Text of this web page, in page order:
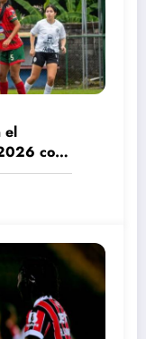
el
con